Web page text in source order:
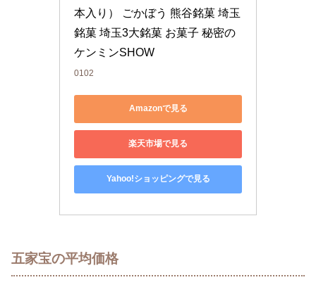
本入り） ごかぼう 熊谷銘菓 埼玉
銘菓 埼玉3大銘菓 お菓子 秘密の
ケンミンSHOW
0102
Amazonで見る
楽天市場で見る
Yahoo!ショッピングで見る
五家宝の平均価格